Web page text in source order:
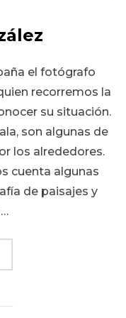
el fotógrafo
recorremos la
su situación.
son algunas de
los alrededores.
cuenta algunas
de paisajes y
GONZÁLEZ»